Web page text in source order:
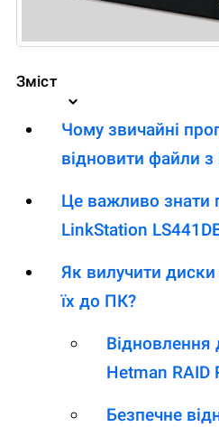
Зміст
Чому звичайні
відновити файли з
Це важливо знати
LinkStation
Як вилучити диски
їх до ПК?
Hetman RAID
Безпечне